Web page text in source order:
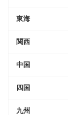
東海
関西
中国
四国
九州